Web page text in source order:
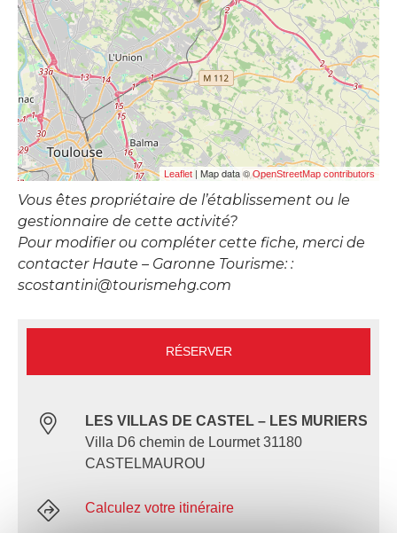
Leaflet | Map data ©OpenStreetMap contributors
Vous êtes propriétaire de l’établissement ou le
gestionnaire de cette activité?
Pour modifier ou compléter cette fiche, merci de
contacter Haute – Garonne Tourisme: :
scostantini@tourismehg.com
RÉSERVER
LES VILLAS DE CASTEL – LES MURIERS
Villa D6 chemin de Lourmet 31180
CASTELMAUROU
Calculez votre itinéraire